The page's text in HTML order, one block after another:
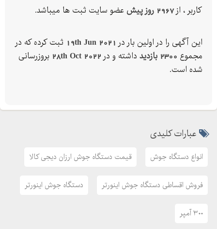
---------
ارسال به سراسر کشور
جهت سفارش از قسمت "اطلاعات تماس" استفاده شود
کاربر ، از2967 روز پیش عضو سایت ثبت ها میباشد.
این آگهی را در اولین بار در 19th Jun 2021 ثبت کرده که در
مجموع 2300 بازدید داشته و در 28th Oct 2022 بروزرسانی
شده است.
عبارات کلیدی
انواع دستگاه جوش قیمت دستگاه جوش ارزان دیجی کالا
فروش اقساطی دستگاه جوش اینورتر دستگاه جوش اینورتر
۳۰۰ آمپر